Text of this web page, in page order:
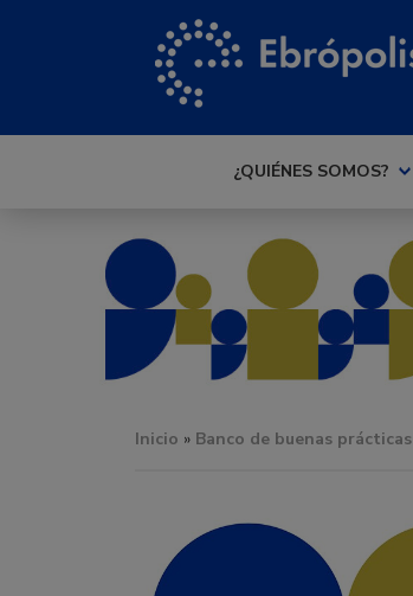
¿QUIÉNES SOMOS?
Inicio » Banco de buenas prácticas